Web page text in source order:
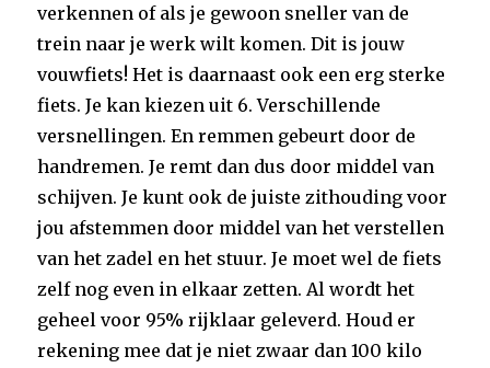
verkennen of als je gewoon sneller van de
trein naar je werk wilt komen. Dit is jouw
vouwfiets! Het is daarnaast ook een erg sterke
fiets. Je kan kiezen uit 6. Verschillende
versnellingen. En remmen gebeurt door de
handremen. Je remt dan dus door middel van
schijven. Je kunt ook de juiste zithouding voor
jou afstemmen door middel van het verstellen
van het zadel en het stuur. Je moet wel de fiets
zelf nog even in elkaar zetten. Al wordt het
geheel voor 95% rijklaar geleverd. Houd er
rekening mee dat je niet zwaar dan 100 kilo